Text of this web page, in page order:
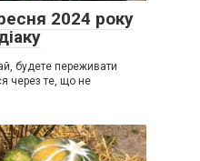
2024 року
будете переживати
через те, що не